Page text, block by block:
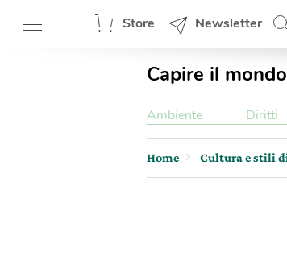
Store Newsletter
Capire il mondo
Ambiente Diritti
Home Cultura e stili